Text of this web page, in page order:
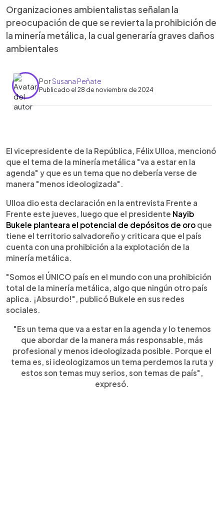
Organizaciones ambientalistas señalan la
preocupación de que se revierta la prohibición de
la minería metálica, la cual generaría graves daños
ambientales
PorSusana Peñate
Publicado el 28 de noviembre de 2024
Escuchar artículo
El vicepresidente de la República, Félix Ulloa, mencionó
que el tema de la minería metálica "va a estar en la
agenda" y que es un tema que no debería verse de
manera "menos ideologizada".
Ulloa dio esta declaración en la entrevista Frente a
Frente este jueves, luego que el presidente Nayib
Bukele planteara el potencial de depósitos de oro que
tiene el territorio salvadoreño y criticara que el país
cuenta con una prohibición a la explotación de la
minería metálica.
"Somos el ÚNICO país en el mundo con una prohibición
total de la minería metálica, algo que ningún otro país
aplica. ¡Absurdo!", publicó Bukele en sus redes
sociales.
"Es un tema que va a estar en la agenda y lo tenemos
que abordar de la manera más responsable, más
profesional y menos ideologizada posible. Porque el
tema es, si ideologizamos un tema perdemos la ruta y
estos son temas muy serios, son temas de país",
expresó.